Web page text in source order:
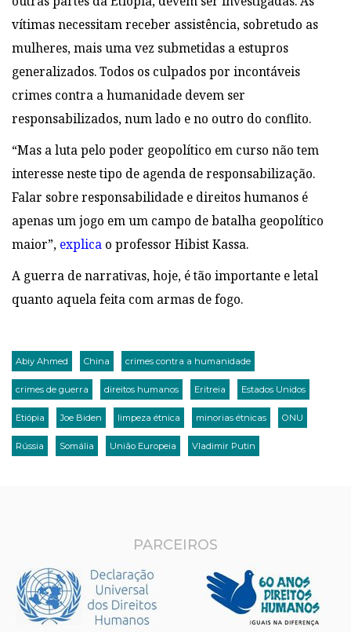
vítimas necessitam receber assistência, sobretudo as
mulheres, mais uma vez submetidas a estupros
generalizados. Todos os culpados por incontáveis
crimes contra a humanidade devem ser
responsabilizados, num lado e no outro do conflito.
“Mas a luta pelo poder geopolítico em curso não tem
interesse neste tipo de agenda de responsabilização.
Falar sobre responsabilidade e direitos humanos é
apenas um jogo em um campo de batalha geopolítico
maior”, explica o professor Hibist Kassa.
A guerra de narrativas, hoje, é tão importante e letal
quanto aquela feita com armas de fogo.
Abiy Ahmed China crimes contra a humanidade
crimes de guerra direitos humanos Eritreia Estados Unidos
Etiópia Joe Biden limpeza étnica minorias étnicas ONU
Rússia Somália União Europeia Vladimir Putin
PARCEIROS